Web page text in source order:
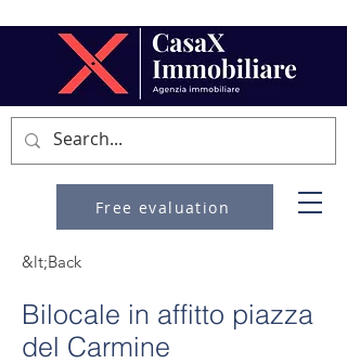
Free evaluation
&lt;Back
Bilocale in affitto piazza
del Carmine